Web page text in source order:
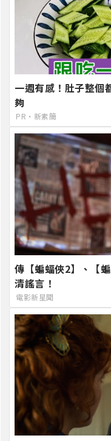
一週有感！肚子整個
夠
PR・新素簡
傳【蝙蝠俠2】、【
清謠言！
電影新星聞